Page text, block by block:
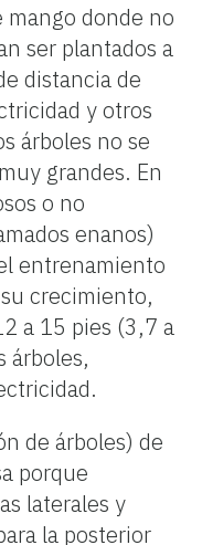
mango donde no
ser plantados a
distancia de
y otros
árboles no se
grandes. En
o no
enanos)
entrenamiento
crecimiento,
a 15 pies (3,7 a
árboles,
de árboles) de
porque
laterales y
la posterior